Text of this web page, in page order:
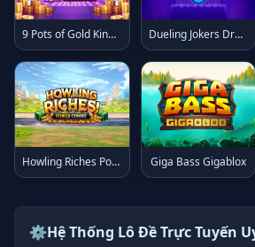
9 Pots of Gold King Millions Dueling Jokers Dream Drop
Howling Riches Power Combo Giga Bass Gigablox
⚙️Hệ Thống Lô Đề Trực Tuyến